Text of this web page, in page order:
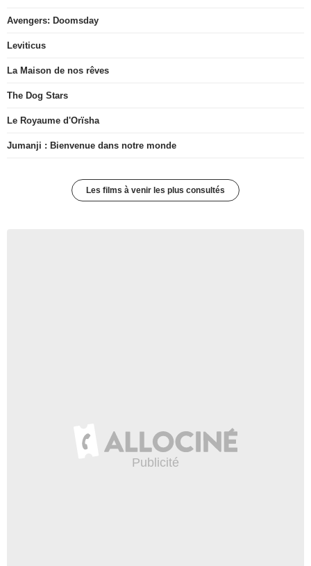
Avengers: Doomsday
Leviticus
La Maison de nos rêves
The Dog Stars
Le Royaume d'Orïsha
Jumanji : Bienvenue dans notre monde
Les films à venir les plus consultés